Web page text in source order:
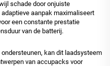
schade door onjuiste
aanpak maximaliseert
een constante prestatie
van de batterij.
kan dit laadsysteem
van accupacks voor